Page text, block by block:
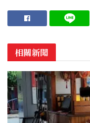
相關新聞